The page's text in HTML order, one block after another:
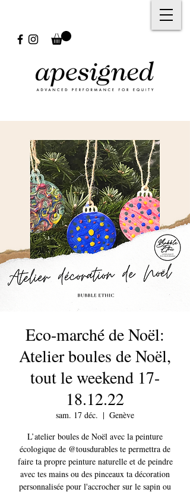
Eco-marché de Noël:
Atelier boules de Noël,
tout le weekend 17-
18.12.22
sam. 17 déc.
  |
Genève
L’atelier boules de Noël avec la peinture
écologique de @tousdurables te permettra de
faire ta propre peinture naturelle et de peindre
avec tes mains ou des pinceaux ta décoration
personnalisée pour l'accrocher sur le sapin ou